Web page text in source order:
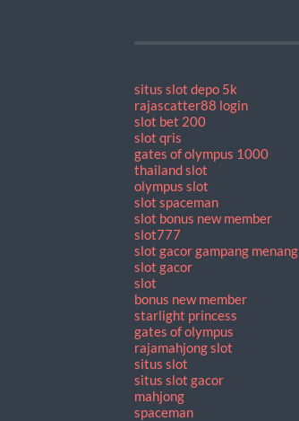
situs slot depo 5k
rajascatter88 login
slot bet 200
slot qris
gates of olympus 1000
thailand slot
olympus slot
slot spaceman
slot bonus new member
slot777
slot gacor gampang menang
slot gacor
slot
bonus new member
starlight princess
gates of olympus
rajamahjong slot
situs slot
situs slot gacor
mahjong
spaceman